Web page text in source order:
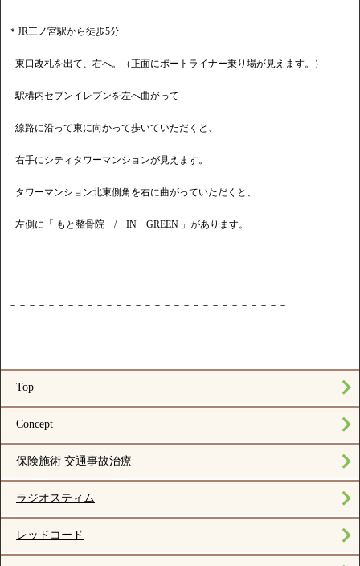
＊JR三ノ宮駅から徒歩5分
東口改札を出て、右へ。（正面にポートライナー乗り場が見えます。）
駅構内セブンイレブンを左へ曲がって
線路に沿って東に向かって歩いていただくと、
右手にシティタワーマンションが見えます。
タワーマンション北東側角を右に曲がっていただくと、
左側に「 もと整骨院 / IN GREEN 」があります。
－－－－－－－－－－－－－－－－－－－－－－－－－－－－－
Top
Concept
保険施術 交通事故治療
ラジオスティム
レッドコード